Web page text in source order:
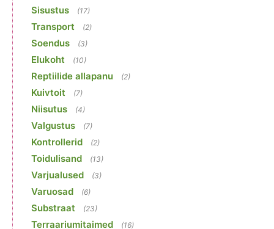
Sisustus (17)
Transport (2)
Soendus (3)
Elukoht (10)
Reptiilide allapanu (2)
Kuivtoit (7)
Niisutus (4)
Valgustus (7)
Kontrollerid (2)
Toidulisand (13)
Varjualused (3)
Varuosad (6)
Substraat (23)
Terraariumitaimed (16)